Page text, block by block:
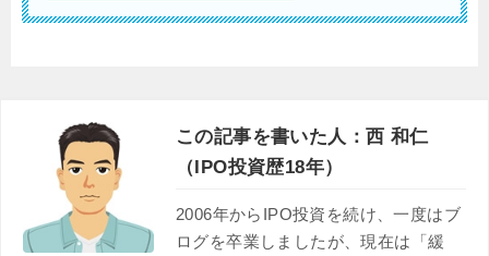
この記事を書いた人：西 和仁
（IPO投資歴18年）
2006年からIPO投資を続け、一度はブ
ログを卒業しましたが、現在は「緩